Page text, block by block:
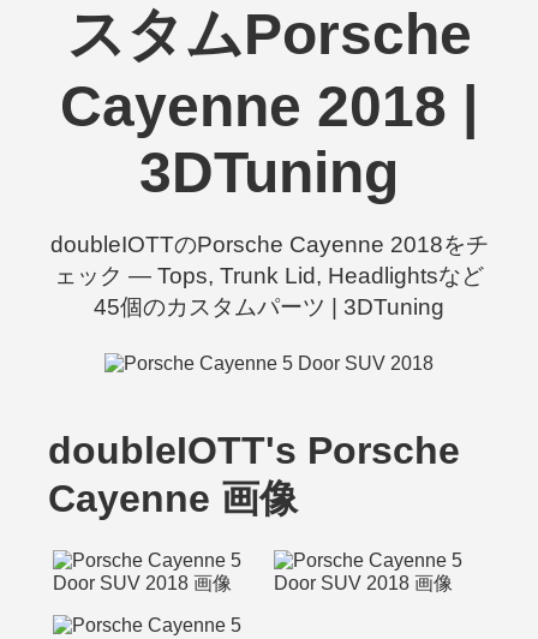
スタムPorsche
Cayenne 2018 |
3DTuning
doubleIOTTのPorsche Cayenne 2018をチ
ェック — Tops, Trunk Lid, Headlightsなど
45個のカスタムパーツ | 3DTuning
doubleIOTT's Porsche
Cayenne 画像